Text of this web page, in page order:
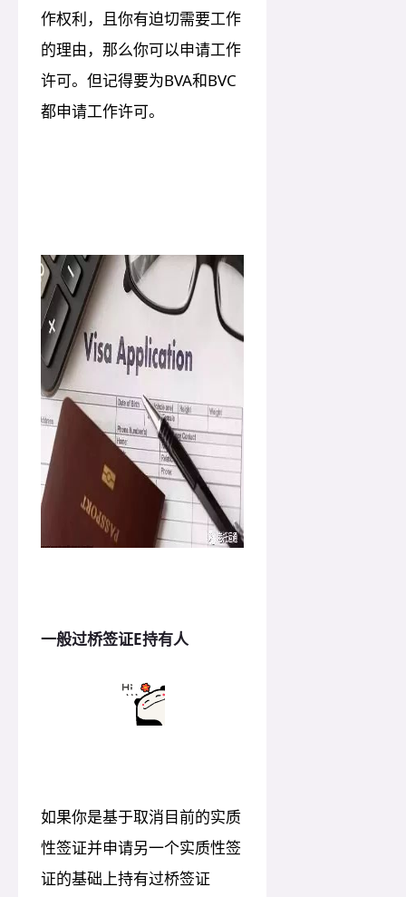
作权利，且你有迫切需要工作
的理由，那么你可以申请工作
许可。但记得要为BVA和BVC
都申请工作许可。
一般过桥签证E持有人
如果你是基于取消目前的实质
性签证并申请另一个实质性签
证的基础上持有过桥签证